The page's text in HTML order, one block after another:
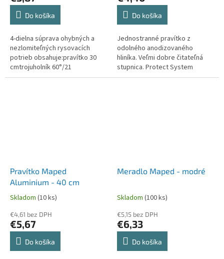
Do košíka
4-dielna súprava ohybných a
nezlomiteľných rysovacích
potrieb obsahuje:pravítko 30
cmtrojuholník 60°/21
cmtrojuholník 45°/21 cmuhlomer
Do košíka
Jednostranné pravítko z
odolného anodizovaného
hliníka. Veľmi dobre čitateľná
stupnica. Protect System
ochrana koncových častí.
Pravítko Maped
Aluminium - 40 cm
Skladom (10 ks)
€4,61 bez DPH
€5,67
Do košíka
Meradlo Maped - modré
Skladom (100 ks)
€5,15 bez DPH
€6,33
Do košíka